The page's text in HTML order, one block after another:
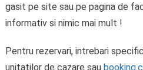
gasit pe site sau pe pagina de
informativ si nimic mai mult !
Pentru rezervari, intrebari
unitatilor de cazare sau